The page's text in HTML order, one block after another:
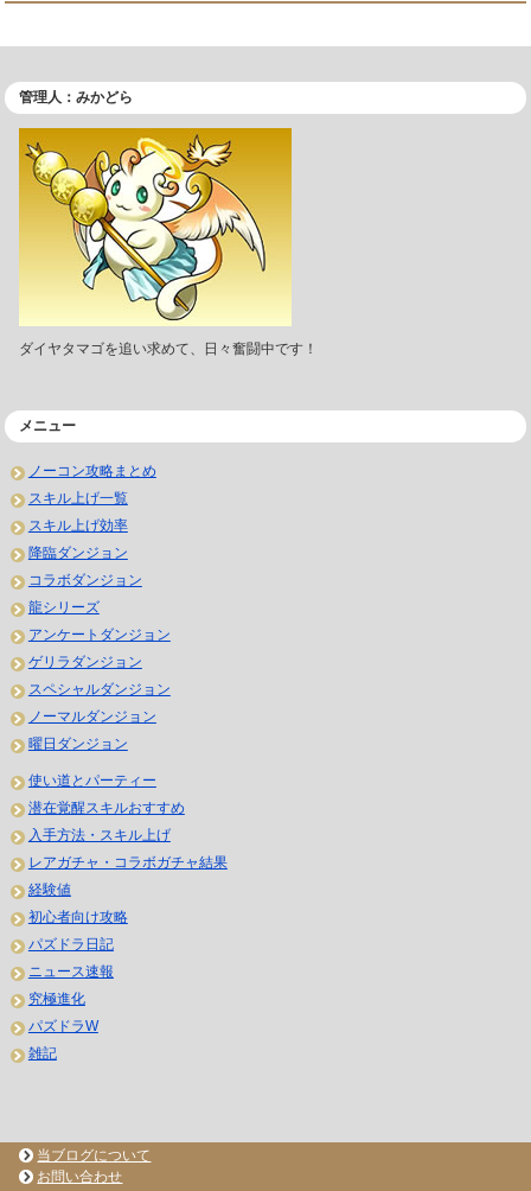
管理人：みかどら
ダイヤタマゴを追い求めて、日々奮闘中です！
メニュー
ノーコン攻略まとめ
スキル上げ一覧
スキル上げ効率
降臨ダンジョン
コラボダンジョン
龍シリーズ
アンケートダンジョン
ゲリラダンジョン
スペシャルダンジョン
ノーマルダンジョン
曜日ダンジョン
使い道とパーティー
潜在覚醒スキルおすすめ
入手方法・スキル上げ
レアガチャ・コラボガチャ結果
経験値
初心者向け攻略
パズドラ日記
ニュース速報
究極進化
パズドラW
雑記
当ブログについて
お問い合わせ